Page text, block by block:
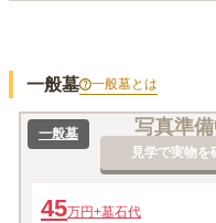
一般墓 一般墓とは
写真準
見学で実物を
一般墓
45万円+墓石代